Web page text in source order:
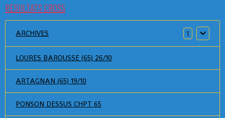
RESULTATS CROSS
ARCHIVES 1
LOURES BAROUSSE (65) 26/10
ARTAGNAN (65) 19/10
PONSON DESSUS CHPT 65